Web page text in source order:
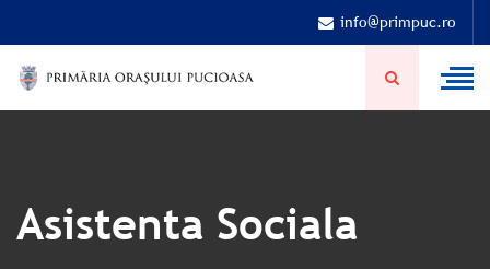
info@primpuc.ro
Asistenta Sociala